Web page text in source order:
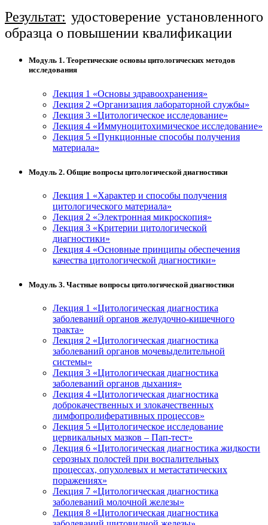
Результат: удостоверение установленного
образца о повышении квалификации
Модуль 1. Теоретические основы цитологических методов
исследования
Лекция 1 «Основы здравоохранения»
Лекция 2 «Организация лабораторной службы»
Лекция 3 «Цитологическое исследование»
Лекция 4 «Иммуноцитохимическое исследование»
Лекция 5 «Пункционные способы получения
материала»
Модуль 2. Общие вопросы цитологической диагностики
Лекция 1 «Характер и способы получения
цитологического материала»
Лекция 2 «Электронная микроскопия»
Лекция 3 «Критерии цитологической
диагностики»
Лекция 4 «Основные принципы обеспечения
качества цитологической диагностики»
Модуль 3. Частные вопросы цитологической диагностики
Лекция 1 «Цитологическая диагностика
заболеваний органов желудочно-кишечного
тракта»
Лекция 2 «Цитологическая диагностика
заболеваний органов мочевыделительной
системы»
Лекция 3 «Цитологическая диагностика
заболеваний органов дыхания»
Лекция 4 «Цитологическая диагностика
доброкачественных и злокачественных
лимфопролиферативных процессов»
Лекция 5 «Цитологическое исследование
цервикальных мазков – Пап-тест»
Лекция 6 «Цитологическая диагностика жидкости
серозных полостей при воспалительных
процессах, опухолевых и метастатических
поражениях»
Лекция 7 «Цитологическая диагностика
заболеваний молочной железы»
Лекция 8 «Цитологическая диагностика